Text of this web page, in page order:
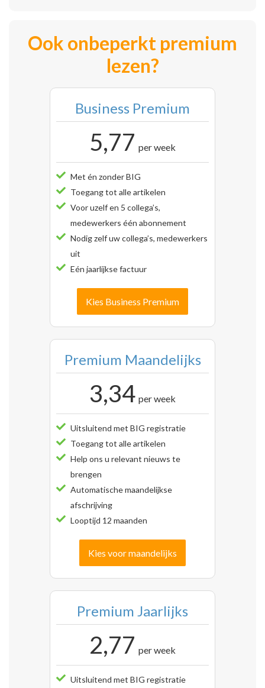
Ook onbeperkt premium
lezen?
Business Premium
5,77 per week
Met én zonder BIG
Toegang tot alle artikelen
Voor uzelf en 5 collega’s,
medewerkers één abonnement
Nodig zelf uw collega’s, medewerkers
uit
Eén jaarlijkse factuur
Kies Business Premium
Premium Maandelijks
3,34 per week
Uitsluitend met BIG registratie
Toegang tot alle artikelen
Help ons u relevant nieuws te
brengen
Automatische maandelijkse
afschrijving
Looptijd 12 maanden
Kies voor maandelijks
Premium Jaarlijks
2,77 per week
Uitsluitend met BIG registratie